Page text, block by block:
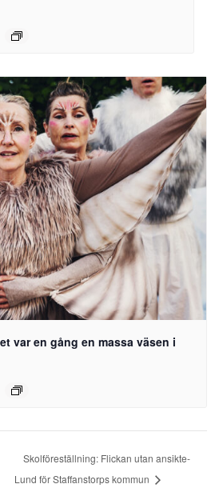
var en gång en massa väsen i
Skolföreställning: Flickan utan ansikte-
Lund för Staffanstorps kommun